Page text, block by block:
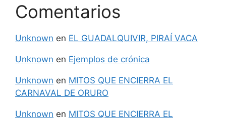
Comentarios
Unknown en EL GUADALQUIVIR, PIRAÍ VACA
Unknown en Ejemplos de crónica
Unknown en MITOS QUE ENCIERRA EL
CARNAVAL DE ORURO
Unknown en MITOS QUE ENCIERRA EL